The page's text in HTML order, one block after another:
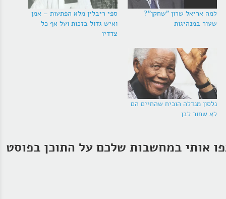
למה אריאל שרון "שחקן"?
שעור במנהיגות
ספי ריבלין מלא הפתעות – אמן
ואיש גדול בזכות ועל אף כל
צדדיו
נלסון מנדלה הוכיח שהחיים הם
לא שחור לבן
אותי במחשבות שלכם על התוכן בפוסט